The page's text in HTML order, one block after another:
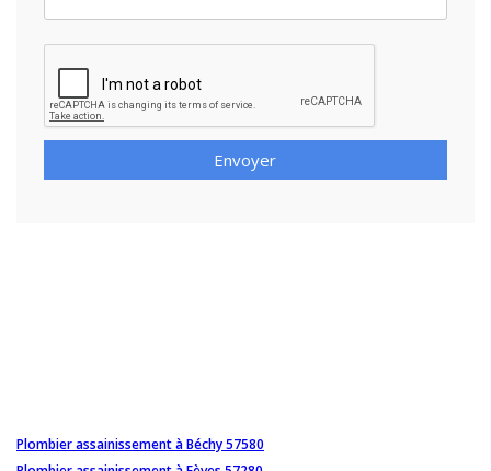
Envoyer
Plombier assainissement à Béchy 57580